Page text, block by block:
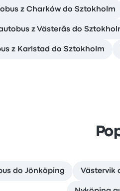
z Charków do Sztokholm
z Västerås do
z Karlstad do Sztokholm
do Jönköping Västervik